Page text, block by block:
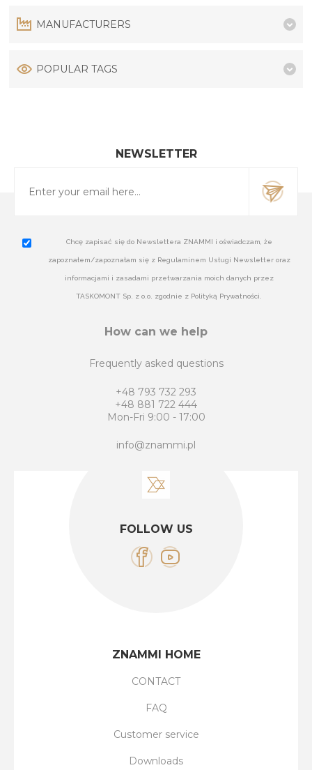
MANUFACTURERS
POPULAR TAGS
NEWSLETTER
Chcę zapisać się do Newslettera ZNAMMI i oświadczam, że
zapoznałem/zapoznałam się z Regulaminem Usługi Newsletter oraz
informacjami i zasadami przetwarzania moich danych przez
TASKOMONT Sp. z o.o. zgodnie z Polityką Prywatności.
How can we help
Frequently asked questions
+48 793 732 293
+48 881 722 444
Mon-Fri 9:00 - 17:00
info@znammi.pl
FOLLOW US
ZNAMMI HOME
CONTACT
FAQ
Customer service
Downloads